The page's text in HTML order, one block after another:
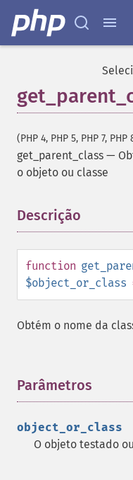
(PHP 4, PHP 5, PHP 7, PHP
get_parent_class —
o objeto ou classe
Descrição
function
$object_or_class
Obtém o nome da
Parâmetros
object_or_class
O objeto testado